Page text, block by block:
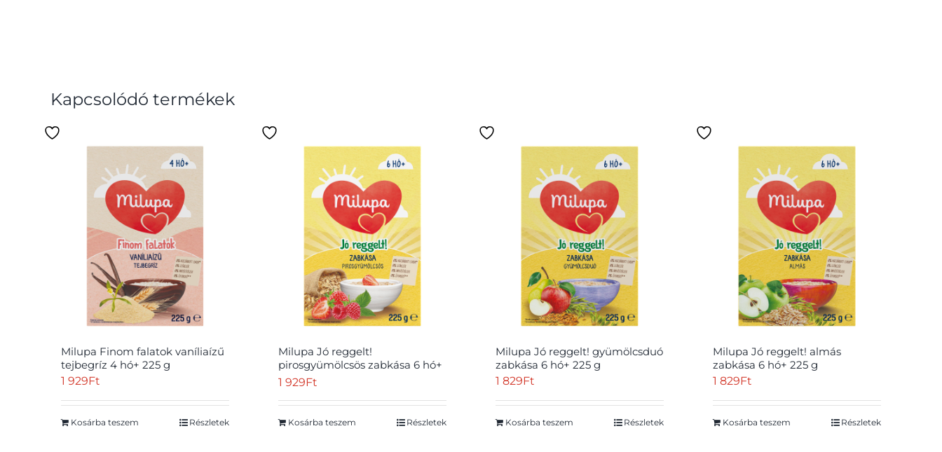
Kapcsolódó termékek
Milupa Finom falatok vaníliaízű
tejbegríz 4 hó+ 225 g
1 929Ft
Kosárba teszem Részletek
Milupa Jó reggelt!
pirosgyümölcsös zabkása 6 hó+
225 g
1 929Ft
Kosárba teszem Részletek
Milupa Jó reggelt! gyümölcsduó
zabkása 6 hó+ 225 g
1 829Ft
Kosárba teszem Részletek
Milupa Jó reggelt! almás
zabkása 6 hó+ 225 g
1 829Ft
Kosárba teszem Részletek